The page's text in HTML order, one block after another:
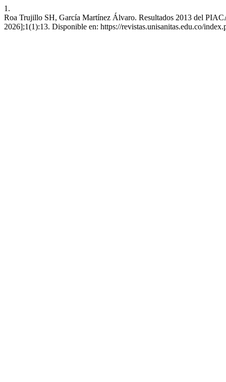
1.
Roa Trujillo SH, García Martínez Álvaro. Resultados 2013 del
2026];1(1):13. Disponible en: https://revistas.unisanitas.edu.co/